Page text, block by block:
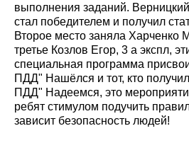
выполнения заданий.
стал победителем и получил
Второе место заняла Харченко
третье Козлов Егор, 3 а экспл,
специальная программа
ПДД" Нашёлся и тот, кто
ПДД" Надеемся, это
ребят стимулом подучить
зависит безопасность людей!